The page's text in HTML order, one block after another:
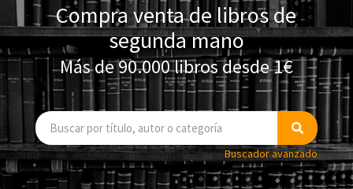
Compra venta de libros de
segunda mano
Más de 90.000 libros desde 1€
Buscador avanzado